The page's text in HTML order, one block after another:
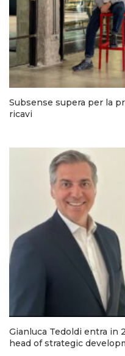
Subsense supera per la
ricavi
Gianluca Tedoldi entra in
head of strategic